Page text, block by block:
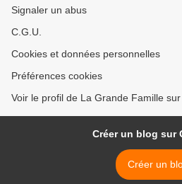
Signaler un abus
C.G.U.
Cookies et données personnelles
Préférences cookies
Voir le profil de La Grande Famille
Créer un blog sur
Créer un